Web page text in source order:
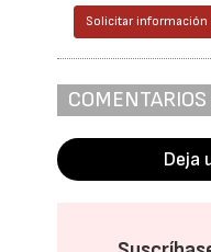
Solicitar información
Deja